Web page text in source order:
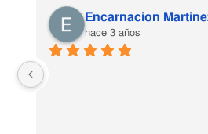
Encarnacion
hace 3 años